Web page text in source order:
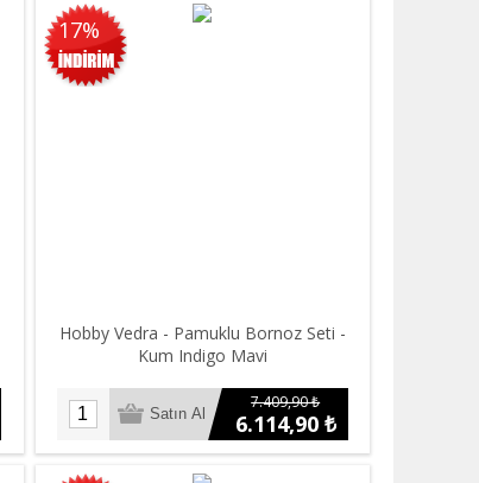
17%
Hobby Vedra - Pamuklu Bornoz Seti -
Kum Indigo Mavi
7.409,90 ₺
6.114,90 ₺